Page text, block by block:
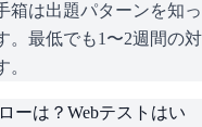
箱は出題パターンを知っ
。最低でも1〜2週間の対
ーは？Webテストはい